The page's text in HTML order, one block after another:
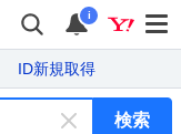
i
ID新規取得
検索